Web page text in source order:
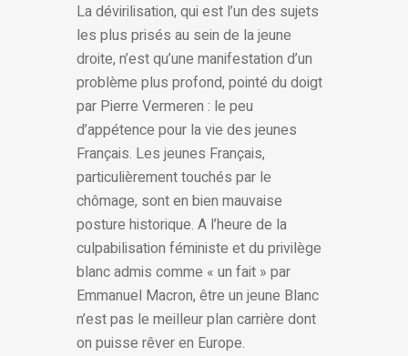
La dévirilisation, qui est l’un des sujets
les plus prisés au sein de la jeune
droite, n’est qu’une manifestation d’un
problème plus profond, pointé du doigt
par Pierre Vermeren : le peu
d’appétence pour la vie des jeunes
Français. Les jeunes Français,
particulièrement touchés par le
chômage, sont en bien mauvaise
posture historique. A l’heure de la
culpabilisation féministe et du privilège
blanc admis comme « un fait » par
Emmanuel Macron, être un jeune Blanc
n’est pas le meilleur plan carrière dont
on puisse rêver en Europe.